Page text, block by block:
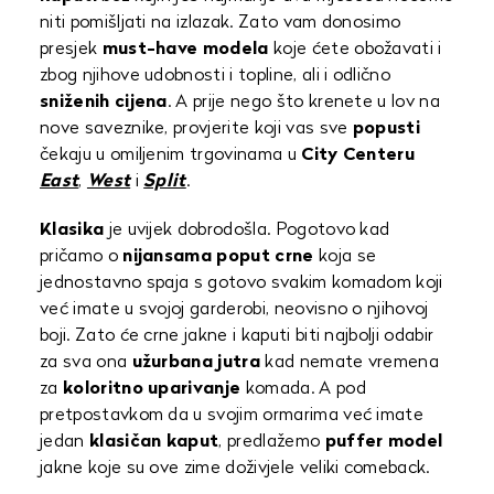
niti pomišljati na izlazak. Zato vam donosimo
presjek must-have modela koje ćete obožavati i
zbog njihove udobnosti i topline, ali i odlično
sniženih cijena. A prije nego što krenete u lov na
nove saveznike, provjerite koji vas sve popusti
čekaju u omiljenim trgovinama u City Centeru
East, West iSplit.
Klasika je uvijek dobrodošla. Pogotovo kad
pričamo o nijansama poput crne koja se
jednostavno spaja s gotovo svakim komadom koji
već imate u svojoj garderobi, neovisno o njihovoj
boji. Zato će crne jakne i kaputi biti najbolji odabir
za sva ona užurbana jutra kad nemate vremena
za koloritno uparivanje komada. A pod
pretpostavkom da u svojim ormarima već imate
jedan klasičan kaput, predlažemo puffer model
jakne koje su ove zime doživjele veliki comeback.